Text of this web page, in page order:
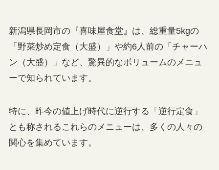
新潟県長岡市の『喜味屋食堂』は、総重量5kgの
「野菜炒め定食（大盛）」や約6人前の「チャーハ
ン（大盛）」など、驚異的なボリュームのメニュ
ーで知られています。
特に、昨今の値上げ時代に逆行する「逆行定食」
とも称されるこれらのメニューは、多くの人々の
関心を集めています。